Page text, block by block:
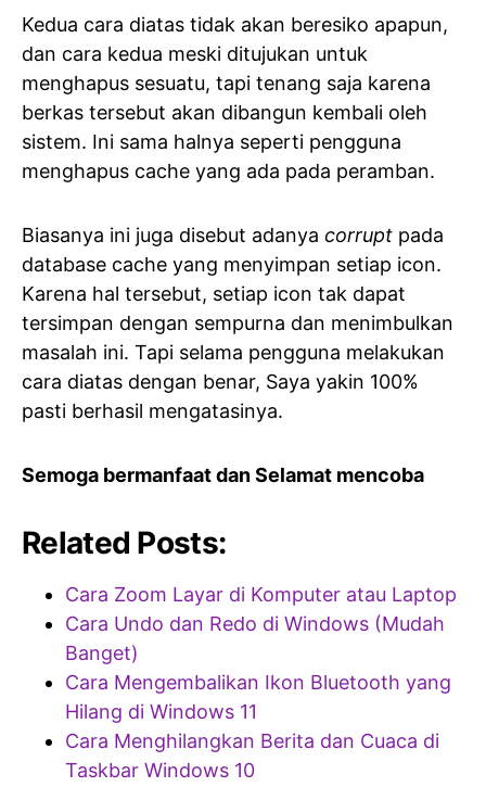
Kedua cara diatas tidak akan beresiko apapun,
dan cara kedua meski ditujukan untuk
menghapus sesuatu, tapi tenang saja karena
berkas tersebut akan dibangun kembali oleh
sistem. Ini sama halnya seperti pengguna
menghapus cache yang ada pada peramban.
Biasanya ini juga disebut adanya corrupt pada
database cache yang menyimpan setiap icon.
Karena hal tersebut, setiap icon tak dapat
tersimpan dengan sempurna dan menimbulkan
masalah ini. Tapi selama pengguna melakukan
cara diatas dengan benar, Saya yakin 100%
pasti berhasil mengatasinya.
Semoga bermanfaat dan Selamat mencoba
Related Posts:
Cara Zoom Layar di Komputer atau Laptop
Cara Undo dan Redo di Windows (Mudah
Banget)
Cara Mengembalikan Ikon Bluetooth yang
Hilang di Windows 11
Cara Menghilangkan Berita dan Cuaca di
Taskbar Windows 10